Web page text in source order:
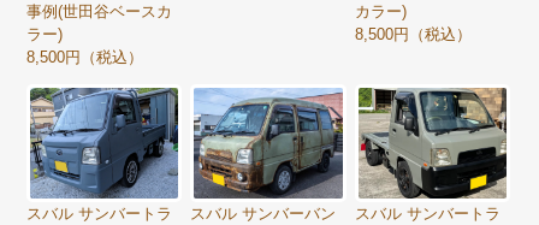
事例(世田谷ベースカ
ラー)
8,500円（税込）
カラー)
8,500円（税込）
スバル サンバートラ
スバル サンバーバン
スバル サンバートラ